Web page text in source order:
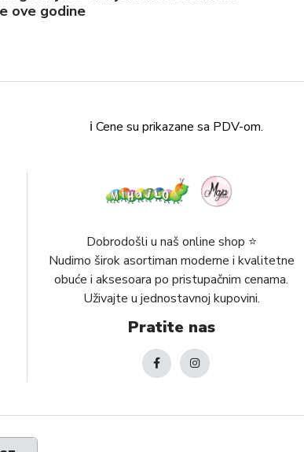
ove godine
ℹ️ Cene su prikazane sa PDV-om.
Dobrodošli u naš online shop ⭐️
Nudimo širok asortiman moderne i kvalitetne
obuće i aksesoara po pristupačnim cenama.
Uživajte u jednostavnoj kupovini.
Pratite nas